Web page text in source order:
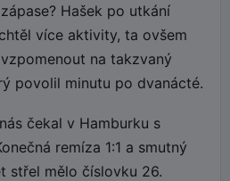
Hašek po utkání
více aktivity, ta ovšem
na takzvaný
povolil minutu po dvanácté.
čekal v Hamburku s
remíza 1:1 a smutný
střel mělo číslovku 26.